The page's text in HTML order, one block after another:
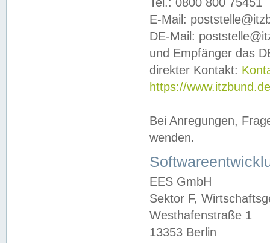
E-Mail:
DE-Mail:
und Empfänger das
direkter Kontakt:
https://
Bei Anregungen,
wenden.
EES GmbH
Sektor F,
Westhafenstraße 1
13353 Berlin